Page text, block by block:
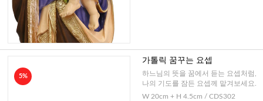
5%
가톨릭 꿈꾸는 요셉
하느님의 뜻을 꿈에서 듣는 요셉처럼,
나의 기도를 잠든 요셉께 맡겨보세요.
W 20cm + H 4.5cm / CDS302